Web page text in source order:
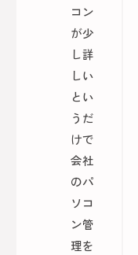
コン
が少
し詳
しい
とい
うだ
けで
会社
のパ
ソコ
ン管
理を